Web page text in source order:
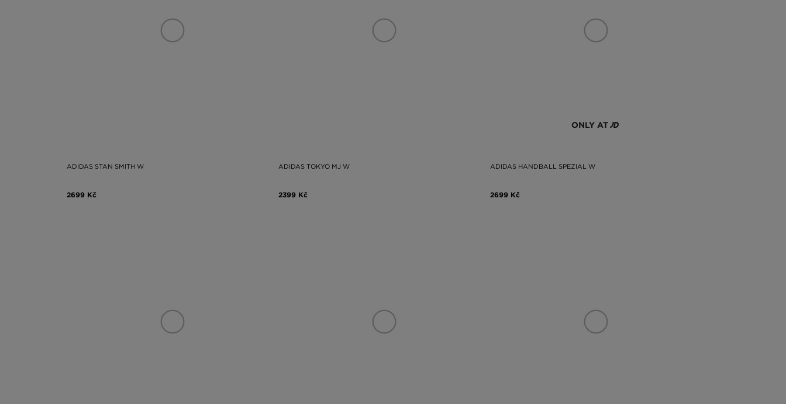
ADIDAS STAN SMITH W
2699 Kč
ADIDAS TOKYO MJ W
2399 Kč
ONLY AT
ADIDAS HANDBALL SPEZIAL W
2699 Kč